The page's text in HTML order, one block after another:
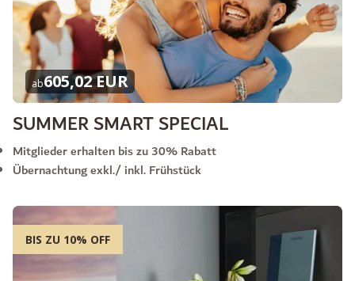
ab605,02 EUR
SUMMER SMART SPECIAL
Mitglieder erhalten bis zu 30% Rabatt
Übernachtung exkl./ inkl. Frühstück
BIS ZU 10% OFF